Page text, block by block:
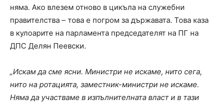
няма. Ако влезем отново в цикъла на служебни
правителства – това е погром за държавата. Това каза
в кулоарите на парламента председателят на ПГ на
ДПС Делян Пеевски.
„Искам да сме ясни. Министри не искаме, нито сега,
нито на ротацията, заместник-министри не искаме.
Няма да участваме в изпълнителната власт и в тази